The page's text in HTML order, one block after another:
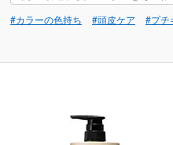
#カラーの色持ち #頭皮ケア #プチ